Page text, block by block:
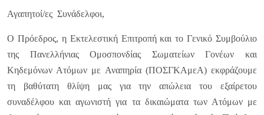
Αγαπητοί/ες Συνάδελφοι,
Ο Πρόεδρος, η Εκτελεστική Επιτροπή και το Γενικό Συμβούλιο
της Πανελλήνιας Ομοσπονδίας Σωματείων Γονέων και
Κηδεμόνων Ατόμων με Αναπηρία (ΠΟΣΓΚΑμεΑ) εκφράζουμε
τη βαθύτατη θλίψη μας για την απώλεια του εξαίρετου
συναδέλφου και αγωνιστή για τα δικαιώματα των Ατόμων με